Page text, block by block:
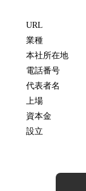
URL
業種
本社所在地
電話番号
代表者名
上場
資本金
設立